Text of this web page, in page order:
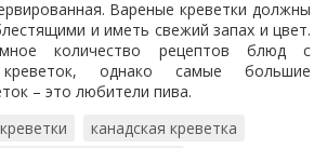
Вареные креветки должны
и иметь свежий запах и цвет.
количество рецептов блюд с
креветок, однако самые большие
– это любители пива.
креветки
канадская креветка